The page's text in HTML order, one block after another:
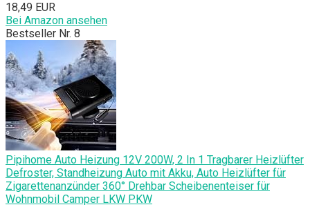
18,49 EUR
Bei Amazon ansehen
Bestseller Nr. 8
Pipihome Auto Heizung 12V 200W, 2 In 1 Tragbarer Heizlüfter
Defroster, Standheizung Auto mit Akku, Auto Heizlüfter für
Zigarettenanzünder 360° Drehbar Scheibenenteiser für
Wohnmobil Camper LKW PKW